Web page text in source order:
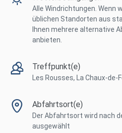
Alle Windrichtungen. Wenn
üblichen Standorten aus
Ihnen mehrere alternative
anbieten.
Treffpunkt(e)
Les Rousses, La Chaux-de-
Abfahrtsort(e)
Der Abfahrtsort wird nach
ausgewählt